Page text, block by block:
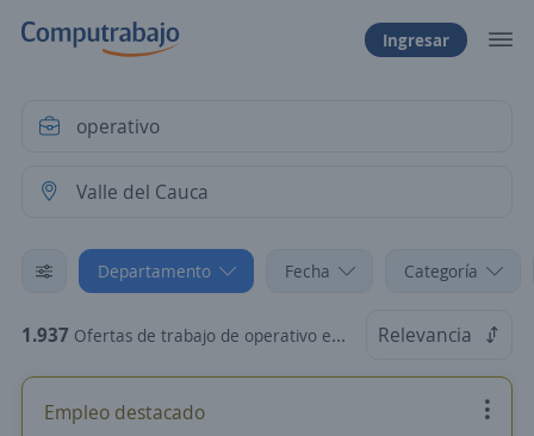
Ingresar
Departamento Fecha Categoría
1.937 Ofertas de trabajo de operativo en Valle del Cauca Relevancia
Empleo destacado